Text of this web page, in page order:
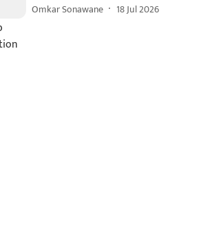
Omkar Sonawane 18 Jul 2026